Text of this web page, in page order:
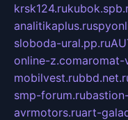
krsk124.ru
analitikaplus.ru
sloboda-ural.pp.ru
online-z.comaromat-
mobilvest.ru
smp-forum.ru
avrmotors.ruart-